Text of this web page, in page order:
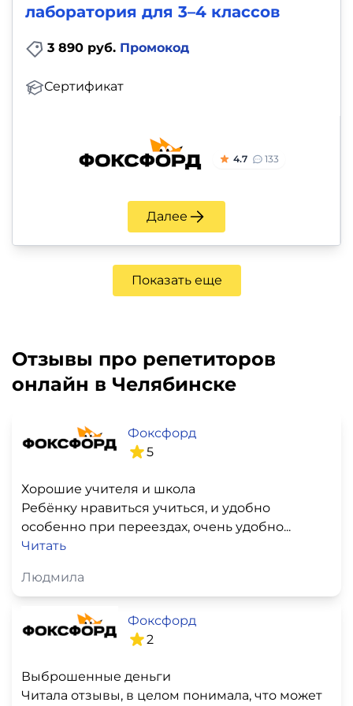
лаборатория для 3–4 классов
3 890 руб. Промокод
Сертификат
4.7 133
Далее
Показать еще
Отзывы про репетиторов
онлайн в Челябинске
Фоксфорд
5
Хорошие учителя и школа
Ребёнку нравиться учиться, и удобно
особенно при переездах, очень удобно...
Читать
Людмила
Фоксфорд
2
Выброшенные деньги
Читала отзывы, в целом понимала, что может